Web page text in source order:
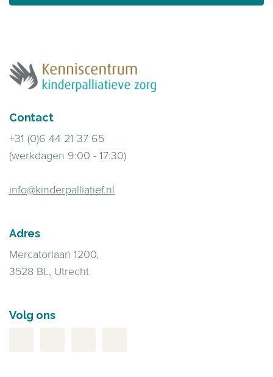
Contact
+31 (0)6 44 21 37 65
(werkdagen 9:00 - 17:30)
info@kinderpalliatief.nl
Adres
Mercatorlaan 1200,
3528 BL, Utrecht
Volg ons